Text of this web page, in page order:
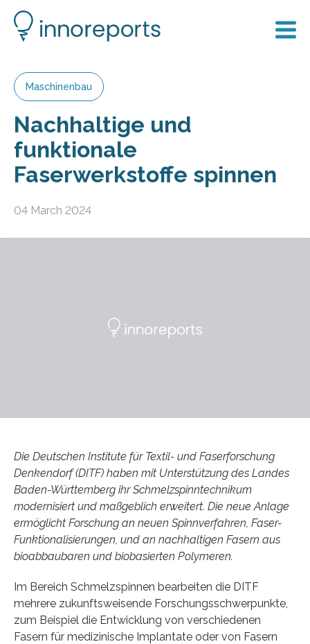
Maschinenbau
Nachhaltige und
funktionale
Faserwerkstoffe spinnen
04 March 2024
Die Deutschen Institute für Textil- und Faserforschung
Denkendorf (DITF) haben mit Unterstützung des Landes
Baden-Württemberg ihr Schmelzspinntechnikum
modernisiert und maßgeblich erweitert. Die neue Anlage
ermöglicht Forschung an neuen Spinnverfahren, Faser-
Funktionalisierungen, und an nachhaltigen Fasern aus
bioabbaubaren und biobasierten Polymeren.
Im Bereich Schmelzspinnen bearbeiten die DITF
mehrere zukunftsweisende Forschungsschwerpunkte,
zum Beispiel die Entwicklung von verschiedenen
Fasern für medizinische Implantate oder von Fasern